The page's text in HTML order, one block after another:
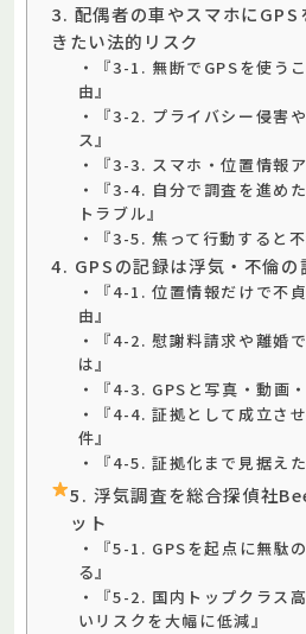
3. 配偶者の車やスマホにGPS
きたい法的リスク
・『3-1. 無断でGPSを使う
由』
・『3-2. プライバシー侵害
ス』
・『3-3. スマホ・位置情報
・『3-4. 自分で調査を進め
トラブル』
・『3-5. 焦って行動すると
4. GPSの記録は浮気・不倫の
・『4-1. 位置情報だけで不
由』
・『4-2. 慰謝料請求や離婚
は』
・『4-3. GPSと写真・動画
・『4-4. 証拠として成立さ
件』
・『4-5. 証拠化まで見据え
5. 浮気調査を総合探偵社
ット
・『5-1. GPSを起点に無駄
る』
・『5-2. 国内トップクラス
いリスクを大幅に低減』